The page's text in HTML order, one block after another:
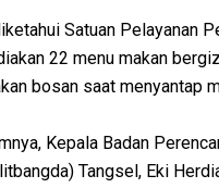
Satuan Pelayanan
22 menu makan
bosan saat menyantap
Kepala Badan
Tangsel, Eki